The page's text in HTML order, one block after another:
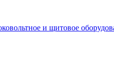
и щитовое